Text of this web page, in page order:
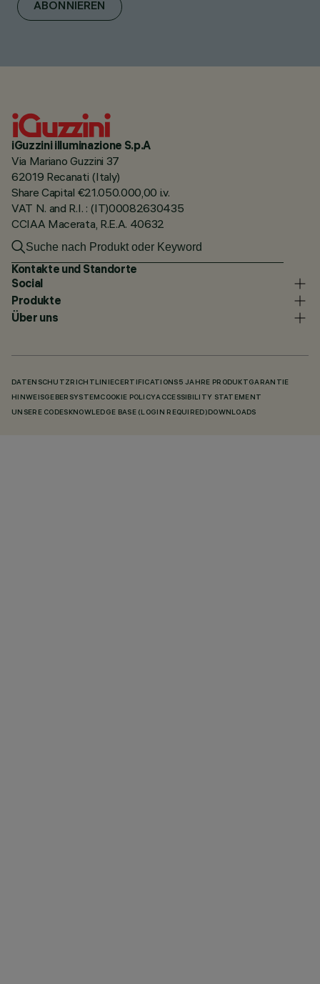
ABONNIEREN
iGuzzini illuminazione S.p.A
Via Mariano Guzzini 37
62019 Recanati (Italy)
Share Capital €21.050.000,00 i.v.
VAT N. and R.I. : (IT)00082630435
CCIAA Macerata, R.E.A. 40632
Kontakte und Standorte
Social
Produkte
Über uns
DATENSCHUTZRICHTLINIECERTIFICATIONS 5 JAHRE PRODUKTGARANTIE
HINWEISGEBERSYSTEM COOKIE POLICYACCESSIBILITY STATEMENT
UNSERE CODES KNOWLEDGE BASE (LOGIN REQUIRED) DOWNLOADS